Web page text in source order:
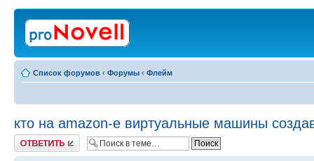
Список форумов ‹ Форумы ‹ Флейм
кто на amazon-е виртуальные машины
Ответить